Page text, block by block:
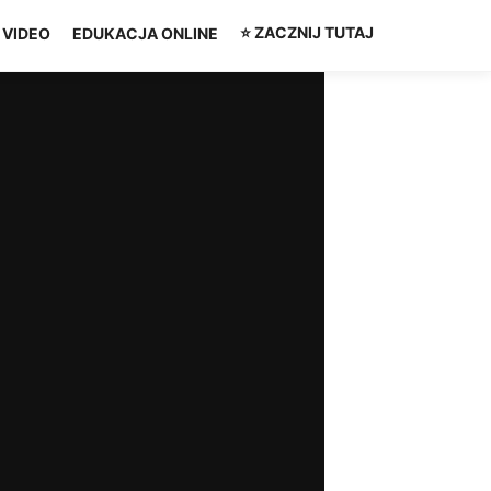
VIDEO EDUKACJA ONLINE ⭐ ZACZNIJ TUTAJ